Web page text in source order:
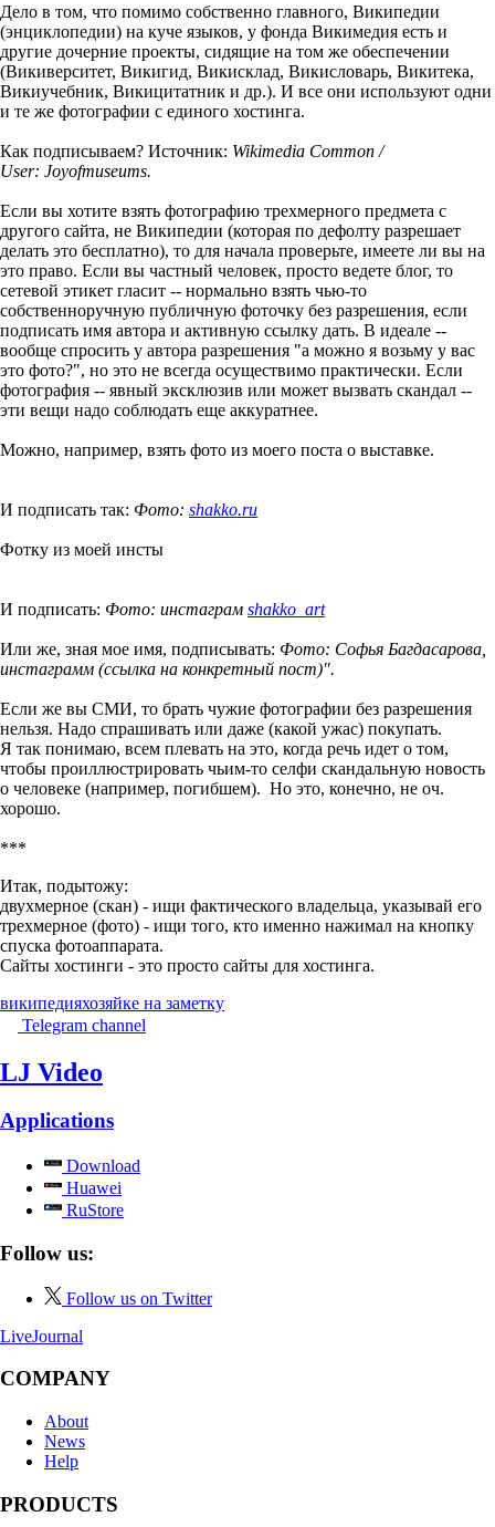
Дело в том, что помимо собственно главного, Википедии
(энциклопедии) на куче языков, у фонда Викимедия есть и
другие дочерние проекты, сидящие на том же обеспечении
(Викиверситет, Викигид, Викисклад, Викисловарь, Викитека,
Викиучебник, Викицитатник и др.). И все они используют одни
и те же фотографии с единого хостинга.
Как подписываем? Источник: Wikimedia Common /
User: Joyofmuseums.
Если вы хотите взять фотографию трехмерного предмета с
другого сайта, не Википедии (которая по дефолту разрешает
делать это бесплатно), то для начала проверьте, имеете ли вы на
это право. Если вы частный человек, просто ведете блог, то
сетевой этикет гласит -- нормально взять чью-то
собственноручную публичную фоточку без разрешения, если
подписать имя автора и активную ссылку дать. В идеале --
вообще спросить у автора разрешения "а можно я возьму у вас
это фото?", но это не всегда осуществимо практически. Если
фотография -- явный эксклюзив или может вызвать скандал --
эти вещи надо соблюдать еще аккуратнее.
Можно, например, взять фото из моего поста о выставке.
И подписать так: Фото: shakko.ru
Фотку из моей инсты
И подписать: Фото: инстаграм shakko_art
Или же, зная мое имя, подписывать: Фото: Софья Багдасарова,
инстаграмм (ссылка на конкретный пост)".
Если же вы СМИ, то брать чужие фотографии без разрешения
нельзя. Надо спрашивать или даже (какой ужас) покупать.
Я так понимаю, всем плевать на это, когда речь идет о том,
чтобы проиллюстрировать чьим-то селфи скандальную новость
о человеке (например, погибшем). Но это, конечно, не оч.
хорошо.
***
Итак, подытожу:
двухмерное (скан) - ищи фактического владельца, указывай его
трехмерное (фото) - ищи того, кто именно нажимал на кнопку
спуска фотоаппарата.
Сайты хостинги - это просто сайты для хостинга.
википедияхозяйке на заметку
Telegram channel
LJ Video
Applications
Download
Huawei
RuStore
Follow us:
Follow us on Twitter
LiveJournal
COMPANY
About
News
Help
PRODUCTS